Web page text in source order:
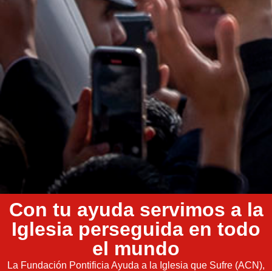
Con tu ayuda servimos a la
Iglesia perseguida en todo
el mundo
La Fundación Pontificia Ayuda a la Iglesia que Sufre (ACN),